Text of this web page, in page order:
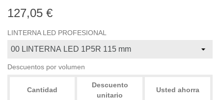
127,05 €
LINTERNA LED PROFESIONAL
Descuentos por volumen
Cantidad
Descuento
unitario
Usted ahorra